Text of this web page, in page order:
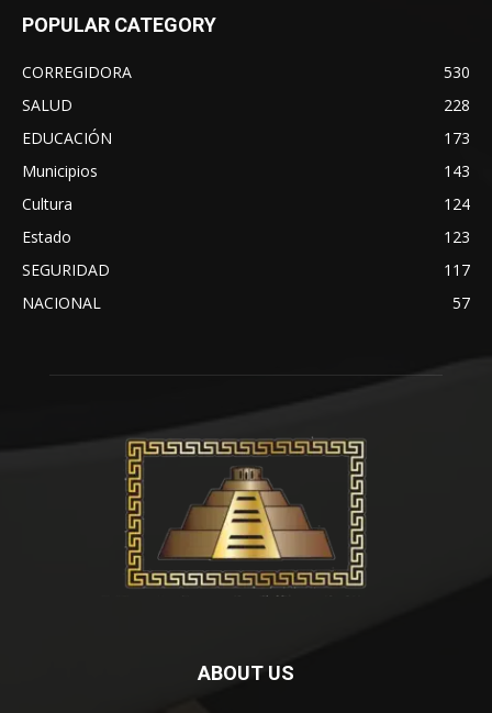
POPULAR CATEGORY
CORREGIDORA
530
SALUD
228
EDUCACIÓN
173
Municipios
143
Cultura
124
Estado
123
SEGURIDAD
117
NACIONAL
57
ABOUT US